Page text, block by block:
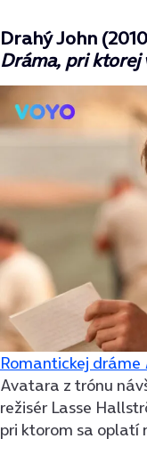
Drahý John
Dráma, pri ktorej
Romantickej dráme
Avatara z trónu
režisér Lasse
pri ktorom sa oplatí